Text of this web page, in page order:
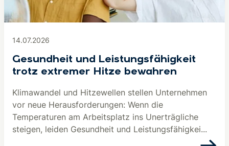
14.07.2026
Gesundheit und Leistungsfähigkeit
trotz extremer Hitze bewahren
Klimawandel und Hitzewellen stellen Unternehmen
vor neue Herausforderungen: Wenn die
Temperaturen am Arbeitsplatz ins Unerträgliche
steigen, leiden Gesundheit und Leistungsfähigkei...